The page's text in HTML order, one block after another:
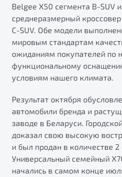
Яркий кроссовер
от 2 219 990 ₽*
Трейд-ин
Страхование
Расчет КАСКО
Гарантия Belgee
Belgee Линк
Belgee Клуб
Belgee Плюс
Реферальная программа
Клиентская поддержка
Помощь на дорогах
Правовая информация
Belgee X50 сегмента B-SUV
среднеразмерный
C-SUV. Обе модели
мировым стандартам
ожиданиям покупателей по
функциональному
условиям нашего климата.
Результат октября
автомобили бренда и
заводе в Беларуси.
доказал свою высокую
и был продан в количестве
Универсальный семейный
начались в самом конце